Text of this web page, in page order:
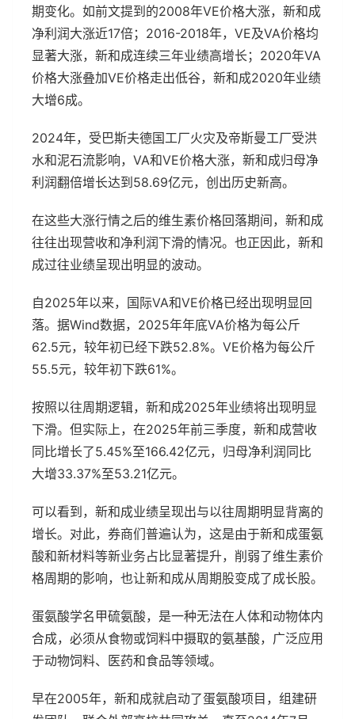
期变化。如前文提到的2008年VE价格大涨，新和成
净利润大涨近17倍；2016-2018年，VE及VA价格均
显著大涨，新和成连续三年业绩高增长；2020年VA
价格大涨叠加VE价格走出低谷，新和成2020年业绩
大增6成。
2024年，受巴斯夫德国工厂火灾及帝斯曼工厂受洪
水和泥石流影响，VA和VE价格大涨，新和成归母净
利润翻倍增长达到58.69亿元，创出历史新高。
在这些大涨行情之后的维生素价格回落期间，新和成
往往出现营收和净利润下滑的情况。也正因此，新和
成过往业绩呈现出明显的波动。
自2025年以来，国际VA和VE价格已经出现明显回
落。据Wind数据，2025年年底VA价格为每公斤
62.5元，较年初已经下跌52.8%。VE价格为每公斤
55.5元，较年初下跌61%。
按照以往周期逻辑，新和成2025年业绩将出现明显
下滑。但实际上，在2025年前三季度，新和成营收
同比增长了5.45%至166.42亿元，归母净利润同比
大增33.37%至53.21亿元。
可以看到，新和成业绩呈现出与以往周期明显背离的
增长。对此，券商们普遍认为，这是由于新和成蛋氨
酸和新材料等新业务占比显著提升，削弱了维生素价
格周期的影响，也让新和成从周期股变成了成长股。
蛋氨酸学名甲硫氨酸，是一种无法在人体和动物体内
合成，必须从食物或饲料中摄取的氨基酸，广泛应用
于动物饲料、医药和食品等领域。
早在2005年，新和成就启动了蛋氨酸项目，组建研